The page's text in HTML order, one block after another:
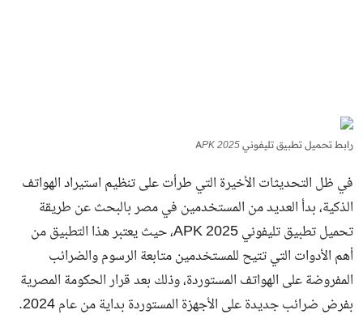
رابط تحميل تطبيق تليفوني 2025 APK
في ظل التحديثات الأخيرة التي طرأت على تنظيم استيراد الهواتف
الذكية، بدأ العديد من المستخدمين في مصر بالبحث عن طريقة
تحميل تطبيق تليفوني 2025 APK، حيث يعتبر هذا التطبيق من
أهم الأدوات التي تتيح للمستخدمين متابعة الرسوم والضرائب
المفروضة على الهواتف المستوردة، وذلك بعد قرار الحكومة المصرية
بفرض ضرائب جديدة على الأجهزة المستوردة بداية من عام 2024.